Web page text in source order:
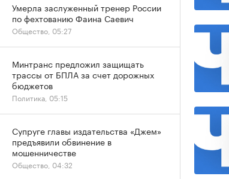
Умерла заслуженный тренер России
по фехтованию Фаина Саевич
Общество, 05:27
Минтранс предложил защищать
трассы от БПЛА за счет дорожных
бюджетов
Политика, 05:15
Супруге главы издательства «Джем»
предъявили обвинение в
мошенничестве
Общество, 04:32